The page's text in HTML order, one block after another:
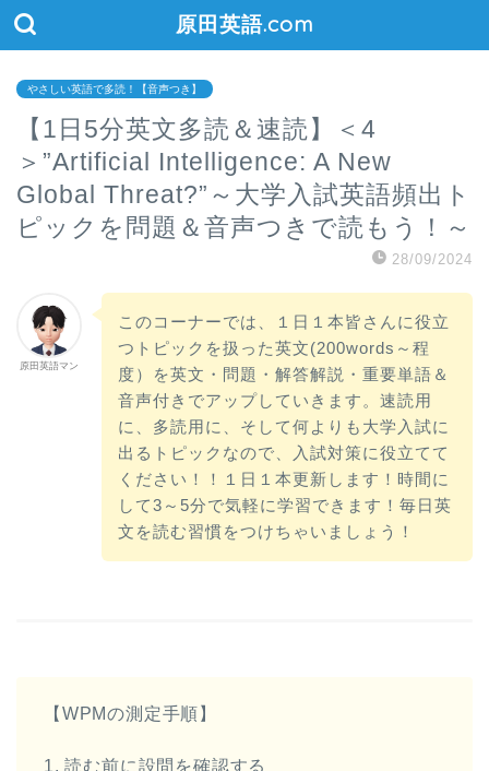
原田英語.com
やさしい英語で多読！【音声つき】
【1日5分英文多読＆速読】＜4
＞”Artificial Intelligence: A New
Global Threat?”～大学入試英語頻出ト
ピックを問題＆音声つきで読もう！～
28/09/2024
原田英語マン
このコーナーでは、１日１本皆さんに役立
つトピックを扱った英文(200words～程
度）を英文・問題・解答解説・重要単語＆
音声付きでアップしていきます。速読用
に、多読用に、そして何よりも大学入試に
出るトピックなので、入試対策に役立てて
ください！！１日１本更新します！時間に
して3～5分で気軽に学習できます！毎日英
文を読む習慣をつけちゃいましょう！
【WPMの測定手順】
1. 読む前に設問を確認する